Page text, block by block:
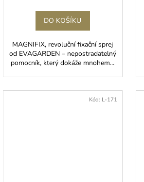
DO KOŠÍKU
MAGNIFIX, revoluční fixační sprej
od EVAGARDEN – nepostradatelný
pomocník, který dokáže mnohem...
Kód: L-171